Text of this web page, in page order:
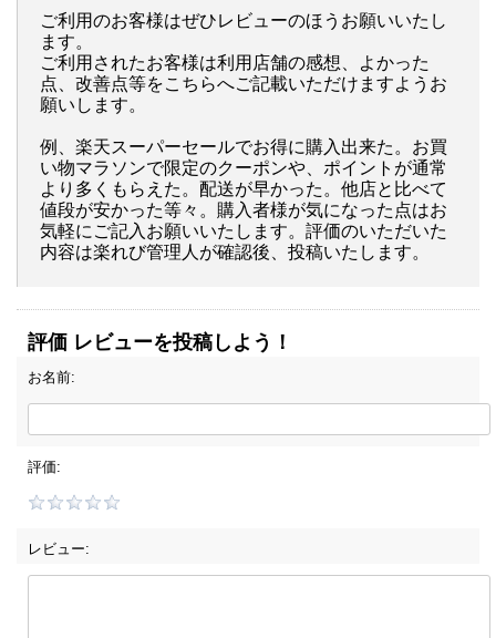
ご利用のお客様はぜひレビューのほうお願いいたし
ます。
ご利用されたお客様は利用店舗の感想、よかった
点、改善点等をこちらへご記載いただけますようお
願いします。
例、楽天スーパーセールでお得に購入出来た。お買
い物マラソンで限定のクーポンや、ポイントが通常
より多くもらえた。配送が早かった。他店と比べて
値段が安かった等々。購入者様が気になった点はお
気軽にご記入お願いいたします。評価のいただいた
内容は楽れび管理人が確認後、投稿いたします。
評価 レビューを投稿しよう！
お名前:
評価:
レビュー: